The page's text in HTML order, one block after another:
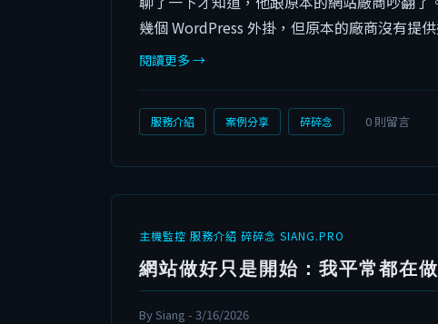
幾個 WordPress 外掛，但原本的廠商沒有提
閱讀更多 →
服務介紹 案例分享 碎碎念 0 則留言
主機監控 服務介紹 碎碎念 SIANG.PRO
網站做好只是開始：我平常都在
By Siang - 3/16/2026